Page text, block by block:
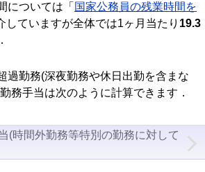
については「 国家公務員の残業時間を
していますが全体では1ヶ月当たり 19.3
過勤務(深夜勤務や休日出勤を含まな
務手当は次のように計算できます．
(時間外勤務等特別の勤務に対して